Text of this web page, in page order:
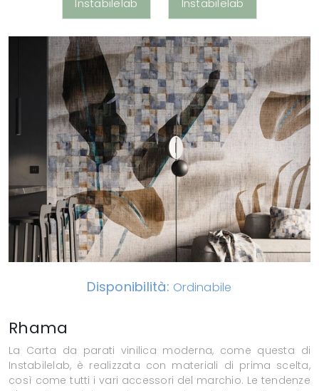
Disponibilità: Ordinabile
Rhama
La Carta da parati vinilica moderna, come questa di
Instabilelab, è realizzata con materiali di prima scelta,
così come tutti i vari accessori del marchio. Le tendenze